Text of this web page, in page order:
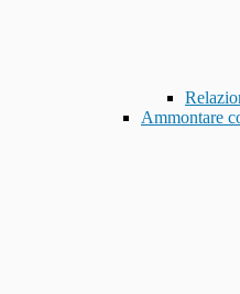
Ammontare